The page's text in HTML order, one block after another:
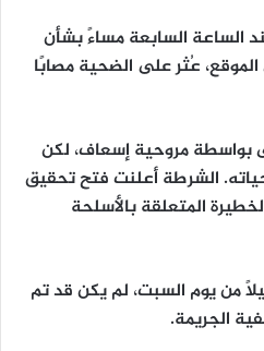
الساعة السابعة مساءً بشأن
عُثر على الضحية مصابًا
بواسطة مروحية إسعاف، لكن
حياته. الشرطة أعلنت فتح تحقيق
المتعلقة بالأسلحة
من يوم السبت، لم يكن قد تم
الجريمة.